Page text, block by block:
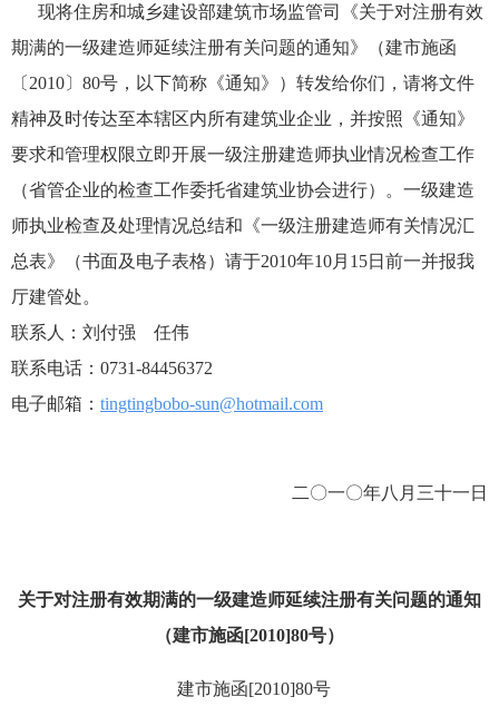
现将住房和城乡建设部建筑市场监管司《关于对注册有效
期满的一级建造师延续注册有关问题的通知》（建市施函
〔2010〕80号，以下简称《通知》）转发给你们，请将文件
精神及时传达至本辖区内所有建筑业企业，并按照《通知》
要求和管理权限立即开展一级注册建造师执业情况检查工作
（省管企业的检查工作委托省建筑业协会进行）。一级建造
师执业检查及处理情况总结和《一级注册建造师有关情况汇
总表》（书面及电子表格）请于2010年10月15日前一并报我
厅建管处。
联系人：刘付强 任伟
联系电话：0731-84456372
电子邮箱： tingtingbobo-sun@hotmail.com
二〇一〇年八月三十一日
关于对注册有效期满的一级建造师延续注册有关问题的通知
（建市施函[2010]80号）
建市施函[2010]80号